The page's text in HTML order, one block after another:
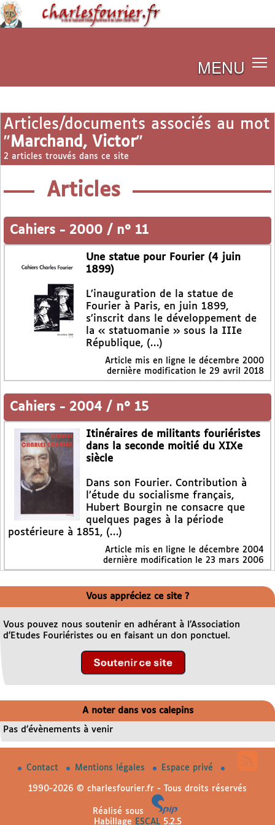
MENU
Articles/documents associés au mot
"Marchand, Victor"
2 articles trouvés dans ce site
Articles
Cahiers - 2000 / n° 11
Une statue pour Fourier (4 juin
1899)
L’inauguration de la statue de
Fourier à Paris, en juin 1899,
s’inscrit dans le développement de
la « statuomanie » sous la IIIe
République, (…)
Article mis en ligne le décembre 2000
dernière modification le 29 avril 2018
Cahiers - 2004 / n° 15
Itinéraires de militants fouriéristes
dans la seconde moitié du XIXe
siècle
Dans son Fourier. Contribution à
l’étude du socialisme français,
Hubert Bourgin ne consacre que
quelques pages à la période
postérieure à 1851, (…)
Article mis en ligne le décembre 2004
dernière modification le 23 mars 2006
Vous appréciez ce site ?
Vous pouvez nous soutenir en adhérant à l’Association
d’Etudes Fouriéristes ou en faisant un don ponctuel.
A noter dans vos calepins
Pas d’évènements à venir
Contact Mentions légales Espace privé
1990-2026 © charlesfourier.fr - Tous droits réservés
Réalisé sous
Habillage
ESCAL5.2.5